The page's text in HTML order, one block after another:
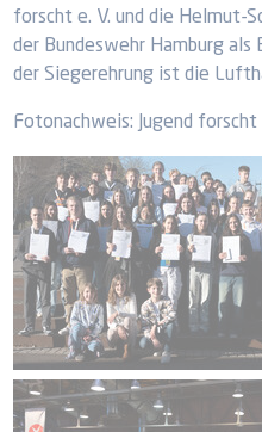
forscht e. V. und die Helmut-
der Bundeswehr Hamburg
der Siegerehrung ist die
Fotonachweis: Jugend forscht